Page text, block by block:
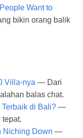
Want to
bikin orang balik
Villa-nya — Dari
balas chat.
di Bali? —
tepat.
Niching Down —